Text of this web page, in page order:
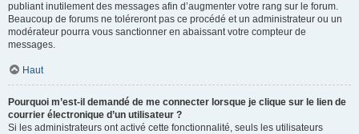
publiant inutilement des messages afin d’augmenter votre rang sur le forum.
Beaucoup de forums ne toléreront pas ce procédé et un administrateur ou un
modérateur pourra vous sanctionner en abaissant votre compteur de
messages.
Haut
Pourquoi m’est-il demandé de me connecter lorsque je clique sur le lien de
courrier électronique d’un utilisateur ?
Si les administrateurs ont activé cette fonctionnalité, seuls les utilisateurs